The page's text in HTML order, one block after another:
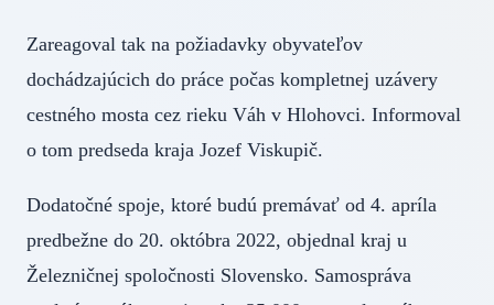
Zareagoval tak na požiadavky obyvateľov
dochádzajúcich do práce počas kompletnej uzávery
cestného mosta cez rieku Váh v Hlohovci. Informoval
o tom predseda kraja Jozef Viskupič.
Dodatočné spoje, ktoré budú premávať od 4. apríla
predbežne do 20. októbra 2022, objednal kraj u
Železničnej spoločnosti Slovensko. Samospráva